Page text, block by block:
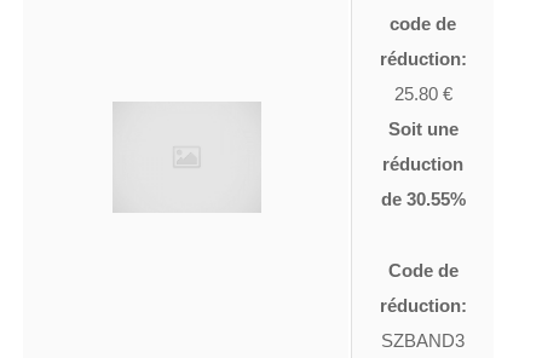
code de
réduction:
25.80 €
Soit une
réduction
de 30.55%
Code de
réduction:
SZBAND3